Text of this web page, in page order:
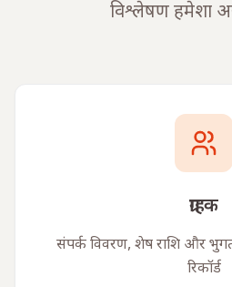
विश्लेषण हमेशा
ग्राहक
संपर्क विवरण, शेष राशि और
रिकॉर्ड